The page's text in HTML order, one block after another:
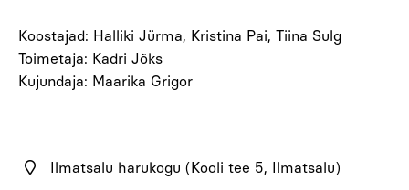
Koostajad: Halliki Jürma, Kristina Pai, Tiina Sulg
Toimetaja: Kadri Jõks
Kujundaja: Maarika Grigor
Ilmatsalu harukogu (Kooli tee 5, Ilmatsalu)